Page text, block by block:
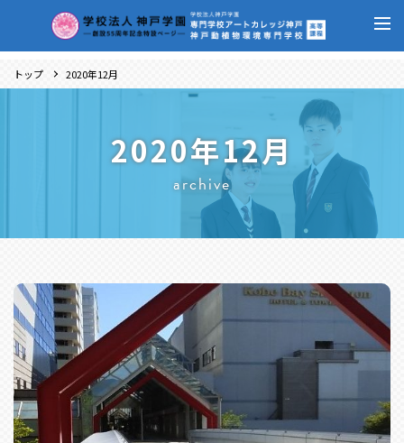
トップ 2020年12月
2020年12月
archive